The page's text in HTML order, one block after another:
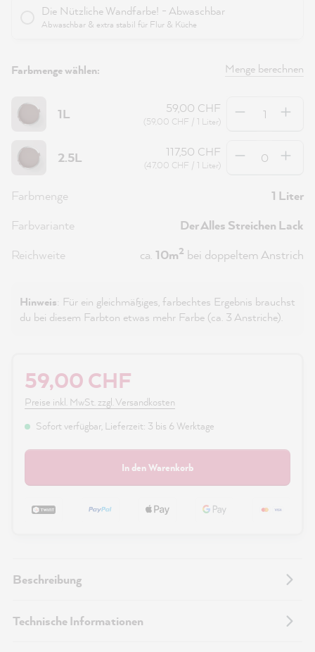
Die Nützliche Wandfarbe! - Abwaschbar
Abwaschbar & extra stabil für Flur & Küche
Farbmenge wählen: Menge berechnen
1L 59,00 CHF
(59,00 CHF / 1 Liter)
2.5L 117,50 CHF
(47,00 CHF / 1 Liter)
Farbmenge
1 Liter
Farbvariante
Der Alles Streichen Lack
Reichweite
ca. 10m2 bei doppeltem Anstrich
Hinweis: Für ein gleichmäßiges, farbechtes Ergebnis brauchst
du bei diesem Farbton etwas mehr Farbe (ca. 3 Anstriche).
59,00 CHF
Preise inkl. MwSt. zzgl. Versandkosten
Sofort verfügbar, Lieferzeit: 3 bis 6 Werktage
In den Warenkorb
Beschreibung
Technische Informationen